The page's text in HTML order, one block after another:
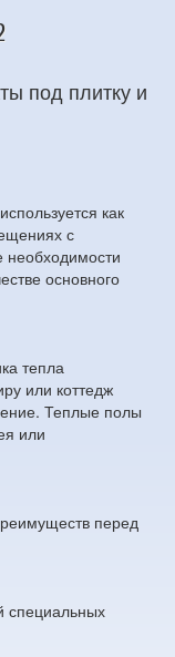
под плитку и
как
с
необходимости
основного
тепла
или коттедж
Теплые полы
или
перед
специальных